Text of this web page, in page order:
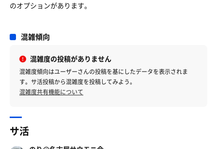
のオプションがあります。
混雑傾向
混雑度の投稿がありません
混雑度傾向はユーザーさんの投稿を基にしたデータを表示されま
す。サ活投稿から混雑度を投稿してみよう。
混雑度共有機能について
サ活